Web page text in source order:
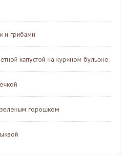
и грибами
капустой на курином бульоне
горошком